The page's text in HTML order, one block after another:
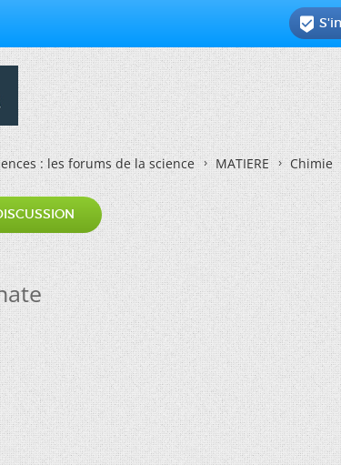

: les forums de la science MATIERE Chimie